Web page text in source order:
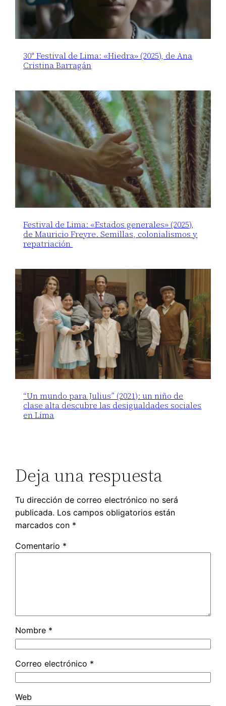
30° Festival de Lima: «Hiedra» (2025), de Ana
Cristina Barragán
Festival de Lima: «Estados generales» (2025),
de Mauricio Freyre. Semillas, colonialismos y
repatriación
“Un mundo para Julius” (2021): un niño de
clase alta descubre las desigualdades sociales
en Lima
Deja una respuesta
Tu dirección de correo electrónico no será
publicada. Los campos obligatorios están
marcados con *
Comentario *
Nombre *
Correo electrónico *
Web